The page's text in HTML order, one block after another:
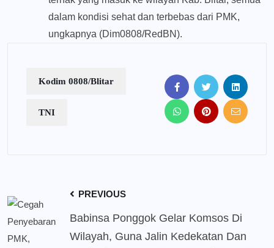
dalam kondisi sehat dan terbebas dari PMK,
ungkapnya (Dim0808/RedBN).
Kodim 0808/Blitar
TNI
PREVIOUS
Babinsa Ponggok Gelar Komsos Di
Wilayah, Guna Jalin Kedekatan Dan